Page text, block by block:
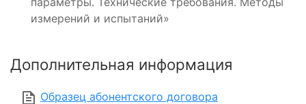
измерений и испытаний»
Дополнительная информация
Образец абонентского договора